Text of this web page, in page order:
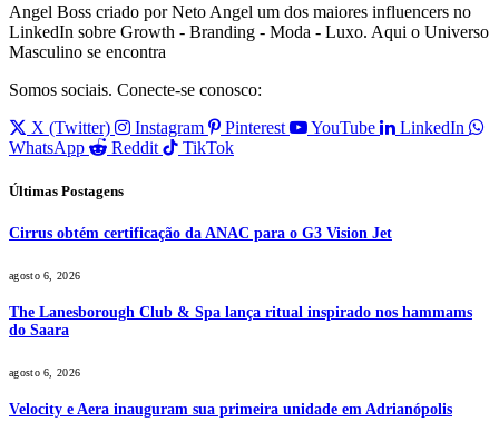
Angel Boss criado por Neto Angel um dos maiores influencers no
LinkedIn sobre Growth - Branding - Moda - Luxo. Aqui o Universo
Masculino se encontra
Somos sociais. Conecte-se conosco:
X (Twitter)
Instagram Pinterest YouTube
LinkedIn
WhatsApp
Reddit TikTok
Últimas Postagens
Cirrus obtém certificação da ANAC para o G3 Vision Jet
agosto 6, 2026
The Lanesborough Club & Spa lança ritual inspirado nos hammams
do Saara
agosto 6, 2026
Velocity e Aera inauguram sua primeira unidade em Adrianópolis